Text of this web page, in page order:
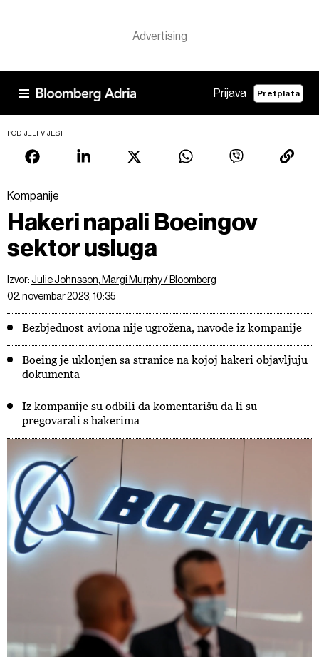
Prijava Pretplata
PODIJELI VIJEST
Kompanije
Hakeri napali Boeingov
sektor usluga
Izvor:Julie Johnsson, Margi Murphy / Bloomberg
02. novembar 2023, 10:35
Bezbjednost aviona nije ugrožena, navode iz kompanije
Boeing je uklonjen sa stranice na kojoj hakeri objavljuju
dokumenta
Iz kompanije su odbili da komentarišu da li su
pregovarali s hakerima